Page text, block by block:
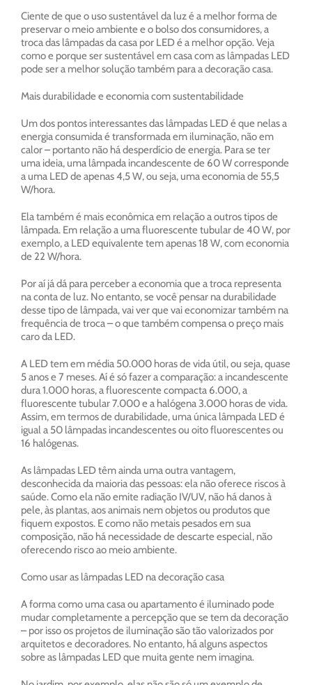
Ciente de que o uso sustentável da luz é a melhor forma de
preservar o meio ambiente e o bolso dos consumidores, a
troca das lâmpadas da casa por LED é a melhor opção. Veja
como e porque ser sustentável em casa com as lâmpadas LED
pode ser a melhor solução também para a decoração casa.
Mais durabilidade e economia com sustentabilidade
Um dos pontos interessantes das lâmpadas LED é que nelas a
energia consumida é transformada em iluminação, não em
calor – portanto não há desperdício de energia. Para se ter
uma ideia, uma lâmpada incandescente de 60 W corresponde
a uma LED de apenas 4,5 W, ou seja, uma economia de 55,5
W/hora.
Ela também é mais econômica em relação a outros tipos de
lâmpada. Em relação a uma fluorescente tubular de 40 W, por
exemplo, a LED equivalente tem apenas 18 W, com economia
de 22 W/hora.
Por aí já dá para perceber a economia que a troca representa
na conta de luz. No entanto, se você pensar na durabilidade
desse tipo de lâmpada, vai ver que vai economizar também na
frequência de troca – o que também compensa o preço mais
caro da LED.
A LED tem em média 50.000 horas de vida útil, ou seja, quase
5 anos e 7 meses. Aí é só fazer a comparação: a incandescente
dura 1.000 horas, a fluorescente compacta 6.000, a
fluorescente tubular 7.000 e a halógena 3.000 horas de vida.
Assim, em termos de durabilidade, uma única lâmpada LED é
igual a 50 lâmpadas incandescentes ou oito fluorescentes ou
16 halógenas.
As lâmpadas LED têm ainda uma outra vantagem,
desconhecida da maioria das pessoas: ela não oferece riscos à
saúde. Como ela não emite radiação IV/UV, não há danos à
pele, às plantas, aos animais nem objetos ou produtos que
fiquem expostos. E como não metais pesados em sua
composição, não há necessidade de descarte especial, não
oferecendo risco ao meio ambiente.
Como usar as lâmpadas LED na decoração casa
A forma como uma casa ou apartamento é iluminado pode
mudar completamente a percepção que se tem da decoração
– por isso os projetos de iluminação são tão valorizados por
arquitetos e decoradores. No entanto, há alguns aspectos
sobre as lâmpadas LED que muita gente nem imagina.